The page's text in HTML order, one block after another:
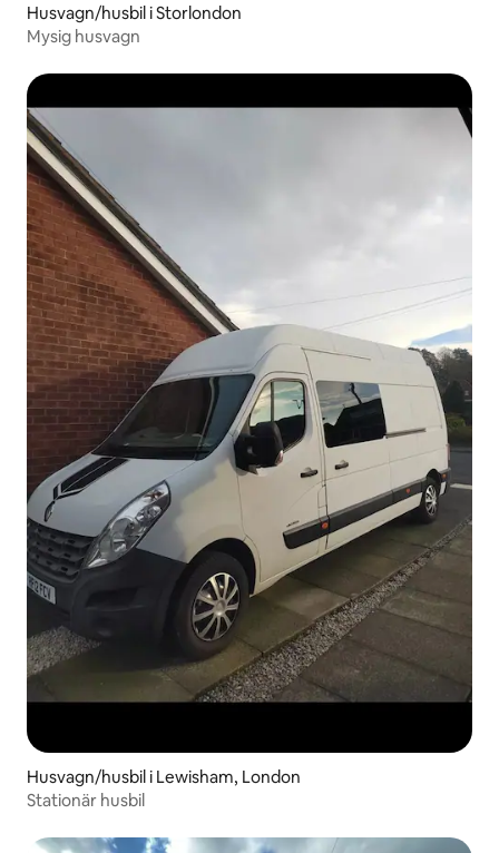
Husvagn/husbil i Storlondon
Mysig husvagn
Husvagn/husbil i Lewisham, London
Stationär husbil